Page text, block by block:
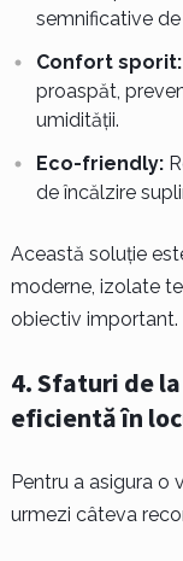
semnificative
Confort sporit:
proaspăt,
umidității.
Eco-friendly:
de încălzire
Această soluție
moderne, izolate
obiectiv important.
4.Sfaturi de
eficientă în
Pentru a asigura o
urmezi câteva